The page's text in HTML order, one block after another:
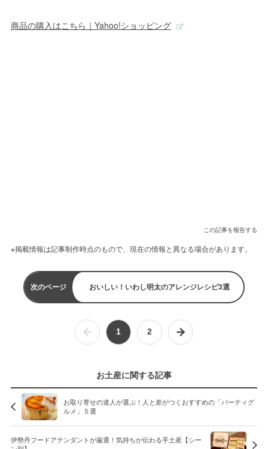
商品の購入はこちら｜Yahoo!ショッピング
この記事を報告する
※掲載情報は記事制作時点のもので、現在の情報と異なる場合があります。
次のページ おいしい！いわし明太のアレンジレシピ3選
1 2
お土産に関する記事
お取り寄せの達人が選ぶ！人と差がつくおすすめの「パーティグ
ルメ」５選
伊勢丹フードアテンダントが厳選！気持ちが伝わる手土産【シー